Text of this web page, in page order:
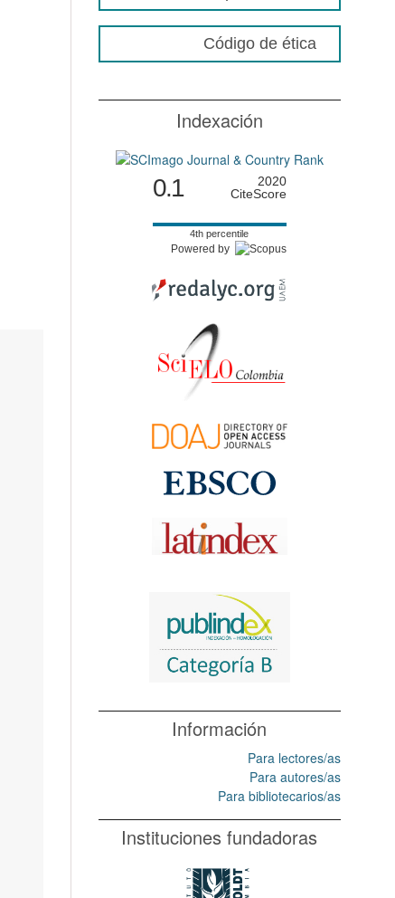
Código de ética
Indexación
0.1
2020
CiteScore
4th percentile
Powered by
Información
Para lectores/as
Para autores/as
Para bibliotecarios/as
Instituciones fundadoras